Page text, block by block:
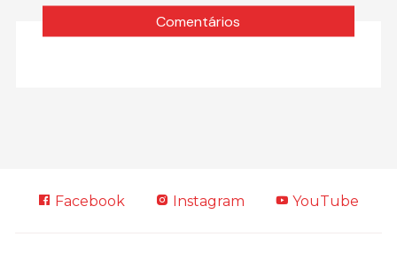
Comentários
Facebook Instagram YouTube